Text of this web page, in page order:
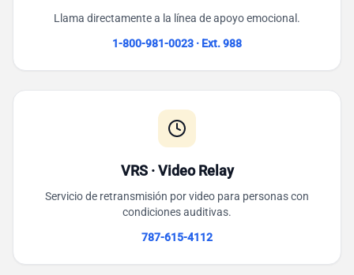
Llama directamente a la línea de apoyo emocional.
1-800-981-0023 · Ext. 988
VRS · Video Relay
Servicio de retransmisión por video para personas con
condiciones auditivas.
787-615-4112